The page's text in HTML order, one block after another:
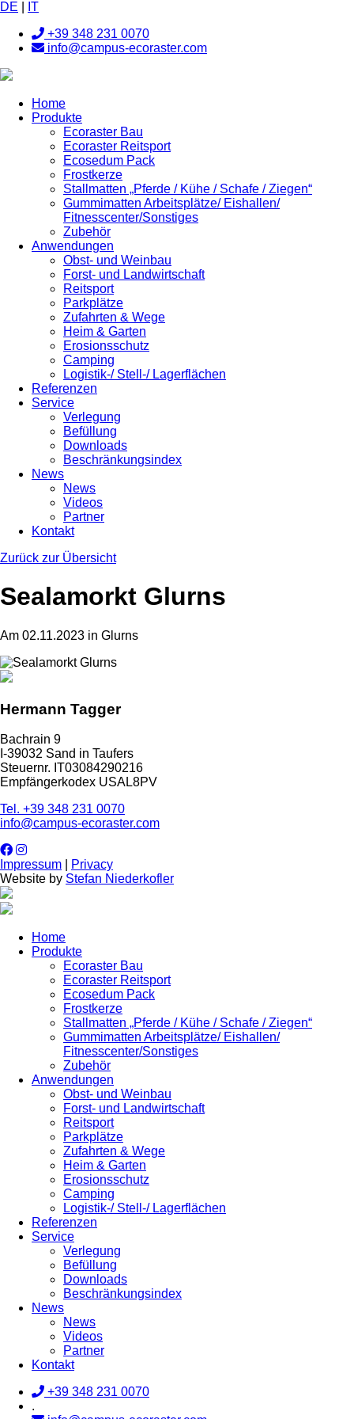
DE
IT
+39 348 231 0070
info@campus-ecoraster.com
Home
Produkte
Ecoraster Bau
Ecoraster Reitsport
Ecosedum Pack
Frostkerze
Stallmatten „Pferde / Kühe / Schafe / Ziegen“
Gummimatten Arbeitsplätze/ Eishallen/
Fitnesscenter/Sonstiges
Zubehör
Anwendungen
Obst- und Weinbau
Forst- und Landwirtschaft
Reitsport
Parkplätze
Zufahrten & Wege
Heim & Garten
Erosionsschutz
Camping
Logistik-/ Stell-/ Lagerflächen
Referenzen
Service
Verlegung
Befüllung
Downloads
Beschränkungsindex
News
News
Videos
Partner
Kontakt
Zurück zur Übersicht
Sealamorkt Glurns
Am 02.11.2023 in Glurns
Hermann Tagger
Bachrain 9
I-39032 Sand in Taufers
Steuernr. IT03084290216
Empfängerkodex USAL8PV
Tel. +39 348 231 0070
info@campus-ecoraster.com
Impressum
Privacy
Website by Stefan Niederkofler
Home
Produkte
Ecoraster Bau
Ecoraster Reitsport
Ecosedum Pack
Frostkerze
Stallmatten „Pferde / Kühe / Schafe / Ziegen“
Gummimatten Arbeitsplätze/ Eishallen/
Fitnesscenter/Sonstiges
Zubehör
Anwendungen
Obst- und Weinbau
Forst- und Landwirtschaft
Reitsport
Parkplätze
Zufahrten & Wege
Heim & Garten
Erosionsschutz
Camping
Logistik-/ Stell-/ Lagerflächen
Referenzen
Service
Verlegung
Befüllung
Downloads
Beschränkungsindex
News
News
Videos
Partner
Kontakt
+39 348 231 0070
.